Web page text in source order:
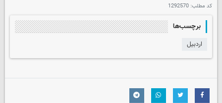
کد مطلب: 1292570
برچسب‌ها
اردبیل